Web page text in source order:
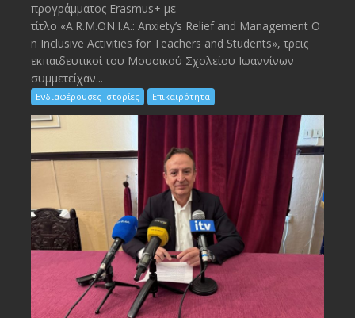
προγράμματος Erasmus+ με
τίτλο «A.R.M.ON.I.A.: Anxiety’s Relief and Management O
n Inclusive Activities for Teachers and Students», τρεις
εκπαιδευτικοί του Μουσικού Σχολείου Ιωαννίνων
συμμετείχαν...
Ενδιαφέρουσες Ιστορίες Επικαιρότητα